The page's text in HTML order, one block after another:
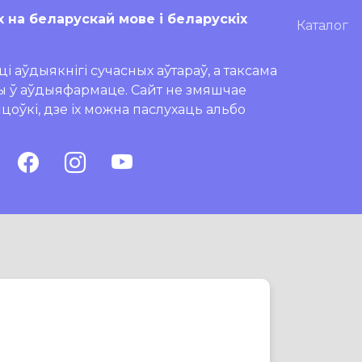
на беларускай мове і беларускіх
аўдыякнігі сучасных аўтараў, а таксама
ў аўдыяфармаце. Сайт не змяшчае
дзе іх можна паслухаць альбо
Каталог